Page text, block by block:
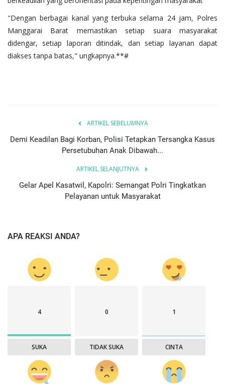
"Dengan berbagai kanal yang terbuka selama 24 jam, Polres
Manggarai Barat memastikan setiap suara masyarakat
didengar, setiap laporan ditindak, dan setiap layanan dapat
diakses tanpa batas," ungkapnya.**#
ARTIKEL SEBELUMNYA
Demi Keadilan Bagi Korban, Polisi Tetapkan Tersangka Kasus
Persetubuhan Anak Dibawah...
ARTIKEL SELANJUTNYA
Gelar Apel Kasatwil, Kapolri: Semangat Polri Tingkatkan
Pelayanan untuk Masyarakat
APA REAKSI ANDA?
4
SUKA
0
TIDAK SUKA
1
CINTA